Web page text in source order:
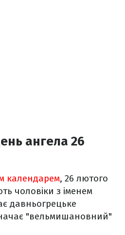
ангела 26
календарем, 26 лютого
чоловіки з іменем
давньогрецьке
"вельмишановний"